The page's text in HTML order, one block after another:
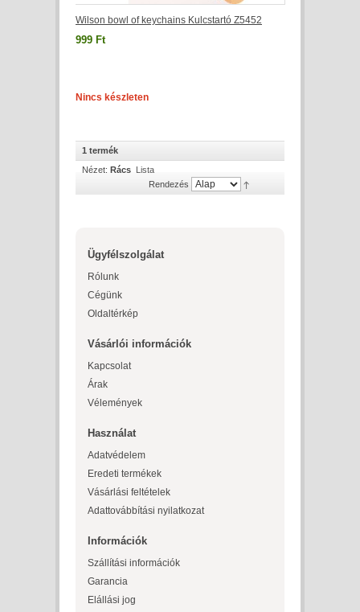
Wilson bowl of keychains Kulcstartó Z5452
999 Ft
Nincs készleten
1 termék
Nézet: Rács Lista
Rendezés
Ügyfélszolgálat
Rólunk
Cégünk
Oldaltérkép
Vásárlói információk
Kapcsolat
Árak
Vélemények
Használat
Adatvédelem
Eredeti termékek
Vásárlási feltételek
Adattovábbítási nyilatkozat
Információk
Szállítási információk
Garancia
Elállási jog